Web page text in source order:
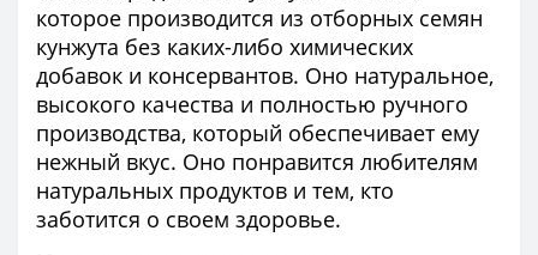
которое производится из отборных семян
кунжута без каких-либо химических
добавок и консервантов. Оно натуральное,
высокого качества и полностью ручного
производства, который обеспечивает ему
нежный вкус. Оно понравится любителям
натуральных продуктов и тем, кто
заботится о своем здоровье.